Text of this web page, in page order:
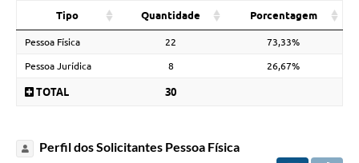
Tipo Quantidade Porcentagem
Pessoa Física 22 73,33%
Pessoa Jurídica 8 26,67%
TOTAL 30
Perfil dos Solicitantes Pessoa Física